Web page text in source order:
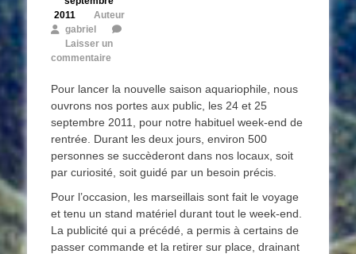
2011
Auteur
gabriel
Laisser un
commentaire
Pour lancer la nouvelle saison aquariophile, nous
ouvrons nos portes aux public, les 24 et 25
septembre 2011, pour notre habituel week-end de
rentrée. Durant les deux jours, environ 500
personnes se succèderont dans nos locaux, soit
par curiosité, soit guidé par un besoin précis.
Pour l’occasion, les marseillais sont fait le voyage
et tenu un stand matériel durant tout le week-end.
La publicité qui a précédé, a permis à certains de
passer commande et la retirer sur place, drainant